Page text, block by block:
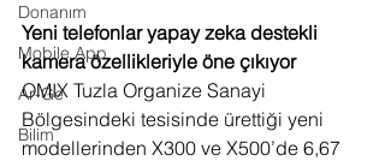
Donanım
Mobile App
Ar-Ge
Bilim
Yeni telefonlar yapay zeka destekli
kamera özellikleriyle öne çıkıyor
OMIX Tuzla Organize Sanayi
Bölgesindeki tesisinde ürettiği yeni
modellerinden X300 ve X500’de 6,67